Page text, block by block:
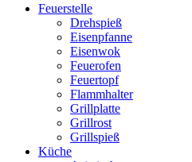
Feuerstelle
Drehspieß
Eisenpfanne
Eisenwok
Feuerofen
Feuertopf
Flammhalter
Grillplatte
Grillrost
Grillspieß
Küche